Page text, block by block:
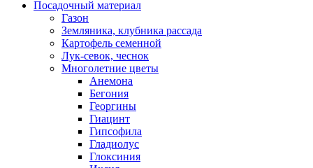
Посадочный материал
Газон
Земляника, клубника рассада
Картофель семенной
Лук-севок, чеснок
Многолетние цветы
Анемона
Бегония
Георгины
Гиацинт
Гипсофила
Гладиолус
Глоксиния